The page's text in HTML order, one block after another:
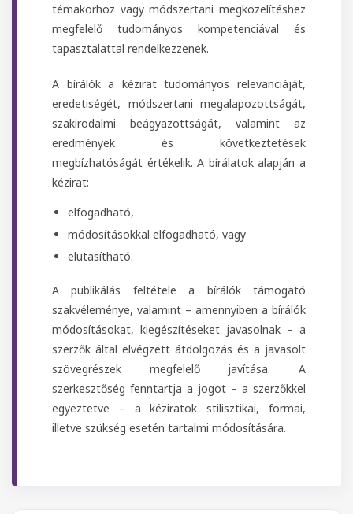
témakörhöz vagy módszertani megközelítéshez
megfelelő tudományos kompetenciával és
tapasztalattal rendelkezzenek.
A bírálók a kézirat tudományos relevanciáját,
eredetiségét, módszertani megalapozottságát,
szakirodalmi beágyazottságát, valamint az
eredmények és következtetések
megbízhatóságát értékelik. A bírálatok alapján a
kézirat:
elfogadható,
módosításokkal elfogadható, vagy
elutasítható.
A publikálás feltétele a bírálók támogató
szakvéleménye, valamint – amennyiben a bírálók
módosításokat, kiegészítéseket javasolnak – a
szerzők által elvégzett átdolgozás és a javasolt
szövegrészek megfelelő javítása. A
szerkesztőség fenntartja a jogot – a szerzőkkel
egyeztetve – a kéziratok stilisztikai, formai,
illetve szükség esetén tartalmi módosítására.